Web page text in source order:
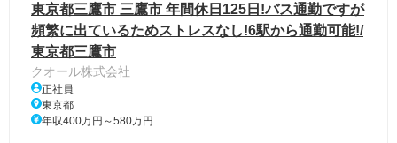
東京都三鷹市 三鷹市 年間休日125日!バス通勤ですが
頻繁に出ているためストレスなし!6駅から通勤可能!/
東京都三鷹市
クオール株式会社
正社員
東京都
年収400万円～580万円